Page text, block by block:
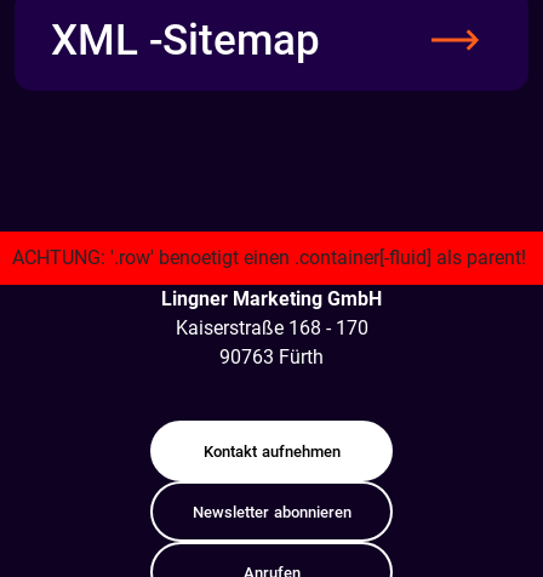
XML -Sitemap
Lingner Marketing GmbH
Kaiserstraße 168 - 170
90763 Fürth
Kontakt aufnehmen
Newsletter abonnieren
Anrufen